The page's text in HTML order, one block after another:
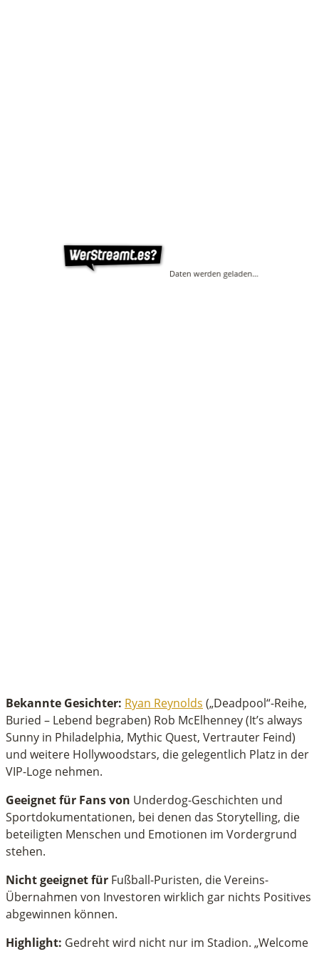
Daten werden geladen…
Bekannte Gesichter: Ryan Reynolds („Deadpool“-Reihe,
Buried – Lebend begraben) Rob McElhenney (It’s always
Sunny in Philadelphia, Mythic Quest, Vertrauter Feind)
und weitere Hollywoodstars, die gelegentlich Platz in der
VIP-Loge nehmen.
Geeignet für Fans von Underdog-Geschichten und
Sportdokumentationen, bei denen das Storytelling, die
beteiligten Menschen und Emotionen im Vordergrund
stehen.
Nicht geeignet für Fußball-Puristen, die Vereins-
Übernahmen von Investoren wirklich gar nichts Positives
abgewinnen können.
Highlight: Gedreht wird nicht nur im Stadion. „Welcome